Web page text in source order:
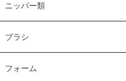
ニッパー類
ブラシ
フォーム